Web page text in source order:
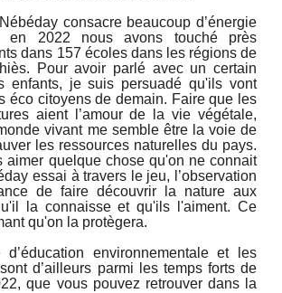
consacre beaucoup d’énergie
en 2022 nous avons touché près
dans 157 écoles dans les régions de
Pour avoir parlé avec un certain
enfants, je suis persuadé qu'ils vont
éco citoyens de demain. Faire que les
aient l’amour de la vie végétale,
vivant me semble être la voie de
les ressources naturelles du pays.
aimer quelque chose qu'on ne connait
essai à travers le jeu, l’observation
de faire découvrir la nature aux
la connaisse et qu'ils l'aiment. Ce
qu'on la protègera.
d’éducation environnementale et les
d’ailleurs parmi les temps forts de
que vous pouvez retrouver dans la